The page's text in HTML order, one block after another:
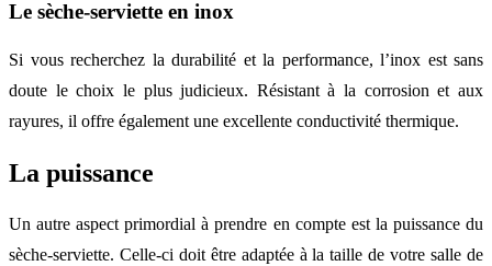
Le sèche-serviette en inox
Si vous recherchez la durabilité et la performance, l’inox est sans
doute le choix le plus judicieux. Résistant à la corrosion et aux
rayures, il offre également une excellente conductivité thermique.
La puissance
Un autre aspect primordial à prendre en compte est la puissance du
sèche-serviette. Celle-ci doit être adaptée à la taille de votre salle de